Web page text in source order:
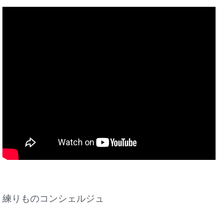
練りものコンシェルジュ